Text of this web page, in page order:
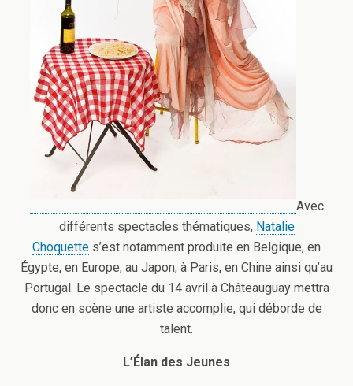
Avec
différents spectacles thématiques, Natalie
Choquette s’est notamment produite en Belgique, en
Égypte, en Europe, au Japon, à Paris, en Chine ainsi qu’au
Portugal. Le spectacle du 14 avril à Châteauguay mettra
donc en scène une artiste accomplie, qui déborde de
talent.
L’Élan des Jeunes